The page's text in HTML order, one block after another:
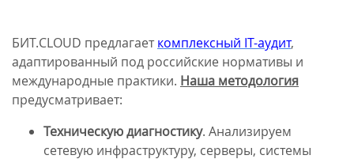
БИТ.CLOUD предлагаеткомплексный IT-аудит,
адаптированный под российские нормативы и
международные практики. Наша методология
предусматривает:
Техническую диагностику. Анализируем
сетевую инфраструктуру, серверы, системы